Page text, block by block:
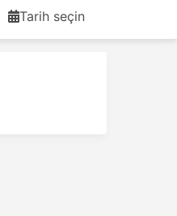
Tarih seçin